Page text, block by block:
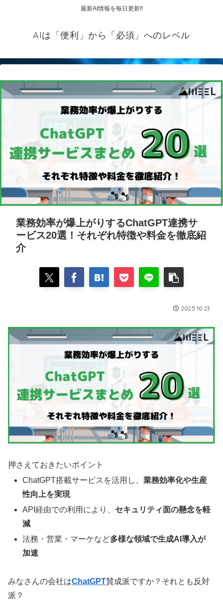
最新AI情報を毎日更新‼
AIは「便利」から「必須」へのレベル
業務効率が爆上がりするChatGPT連携サ
ービス20選！それぞれ特徴や料金を徹底紹
介
2025.10.23
押さえておきたいポイント
ChatGPT搭載サービスを活用し、業務効率化や生産
性向上を実現
API経由での利用により、 セキュリティ面の懸念を軽
減
法務・営業・マーケなど多様な領域で生成AI導入が
加速
みなさんの会社はChatGPT賛成派ですか？それとも反対
派？